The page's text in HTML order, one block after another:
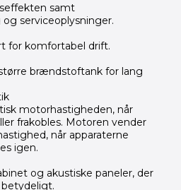
samt
serviceoplysninger.
for komfortabel drift.
brændstoftank for lang
motorhastigheden, når
frakobles. Motoren vender
når apparaterne
igen.
og akustiske paneler, der